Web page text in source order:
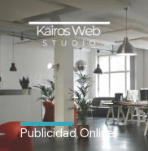
al
contenido
Publicidad Online